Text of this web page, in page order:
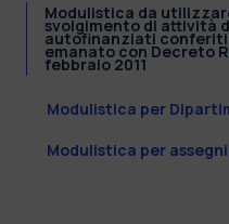
Modulistica da
svolgimento di attività
autofinanziati conferiti
emanato con Decreto
febbraio 2011
Modulistica per
Modulistica per